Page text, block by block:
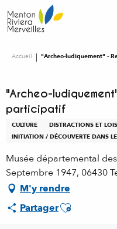
au
contenu
Accueil "Archeo-ludiquement" -
"Archeo-
participatif
CULTURE
DISTRACTIONS ET
INITIATION / DÉCOUVERTE DANS
Musée départemental
Septembre 1947, 06430
M'y rendre
PartagerAjouter aux